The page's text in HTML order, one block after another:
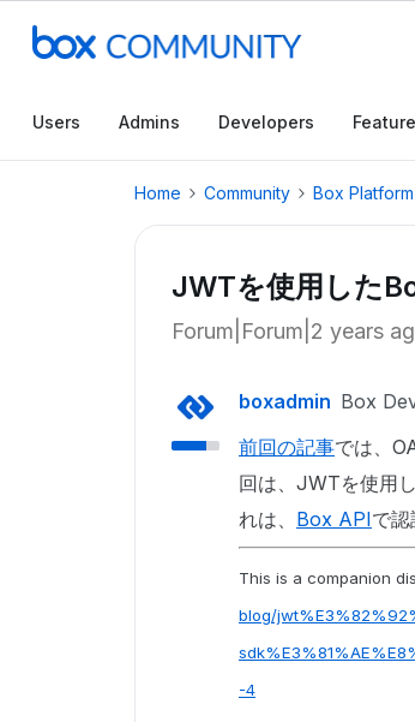
Users Admins Developers
Home Community Box Platform
JWTを使用した
Forum|Forum|2 years
boxadmin Box
前回の記事では、
回は、JWTを使用
れは、 Box APIで認
This is a companion
blog/
-4